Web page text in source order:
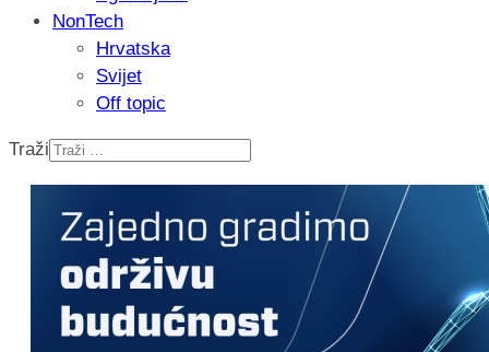
Recenzija: Einhell Professional CP-
nikada prije
NonTech
Hrvatska
Svijet
Off topic
Traži